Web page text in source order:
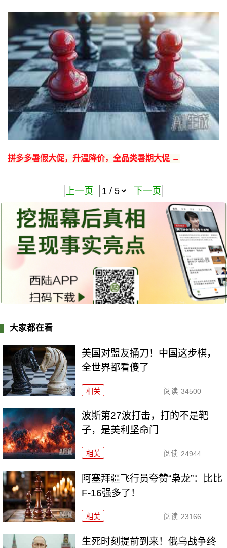
拼多多暑假大促，升温降价，全品类暑期大促 →
上一页 下一页
大家都在看
美国对盟友捅刀！中国这步棋，
全世界都看傻了
相关 阅读 34500
波斯第27波打击，打的不是靶
子，是美利坚命门
相关 阅读 24944
阿塞拜疆飞行员夸赞“枭龙”：比比
F-16强多了！
相关 阅读 23166
生死时刻提前到来！俄乌战争终